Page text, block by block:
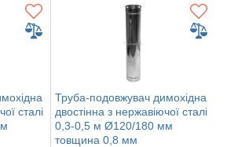
сталі
Труба-подовжувач димохідна
двостінна з нержавіючої сталі
0,3-0,5 м Ø120/180 мм
товщина 0,8 мм